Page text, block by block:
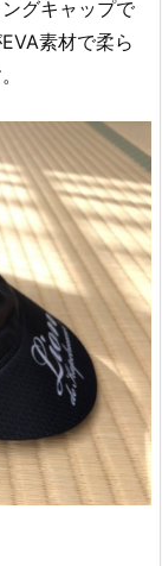
グキャップで
素材で柔ら